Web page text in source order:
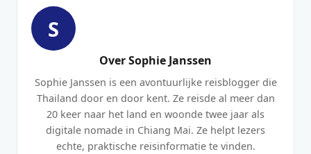
S
Over Sophie Janssen
Sophie Janssen is een avontuurlijke reisblogger die
Thailand door en door kent. Ze reisde al meer dan
20 keer naar het land en woonde twee jaar als
digitale nomade in Chiang Mai. Ze helpt lezers
echte, praktische reisinformatie te vinden.